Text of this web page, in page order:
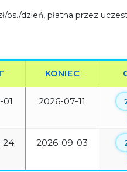
os./dzień, płatna przez
KONIEC
2026-07-11
24 2026-09-03